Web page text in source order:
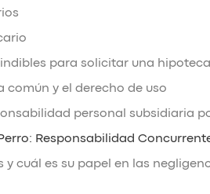
para solicitar una
común y el derecho de uso
personal subsidiaria
Responsabilidad
y cuál es su papel en las